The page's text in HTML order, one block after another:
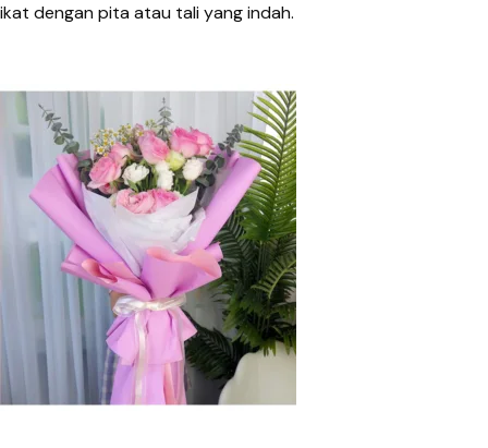
ikat dengan pita atau tali yang indah.